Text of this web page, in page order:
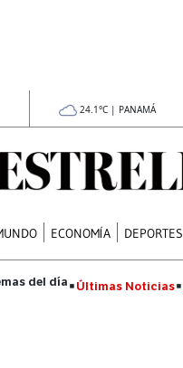
24.1°C | PANAMÁ
ECONOMÍA DEPORTES
Últimas Noticias